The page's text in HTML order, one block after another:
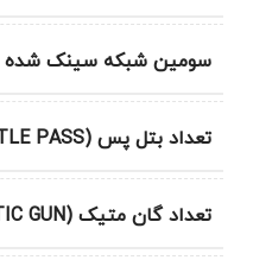
سومین شبکه سینک شده
تعداد بتل پس (BATTLE PASS)
تعداد گان متیک (METIC GUN)